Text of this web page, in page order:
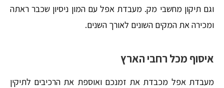
וגם תיקון מחשבי מק. מעבדת אפל עם המון ניסיון שכבר ראתה
ומכירה את המקים השונים לאורך השנים.
איסוף מכל רחבי הארץ
מעבדת אפל מכבדת את זמנכם ואוספת את הרכיבים לתיקין